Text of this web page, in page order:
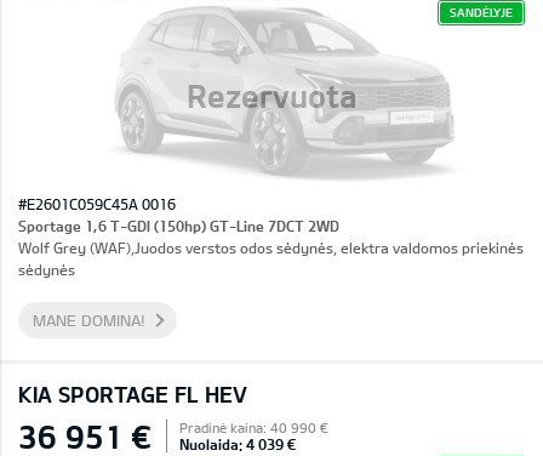
Rezervuota
SANDĖLYJE
#E2601C059C45A 0016
Sportage 1,6 T-GDI (150hp) GT-Line 7DCT 2WD
Wolf Grey (WAF),Juodos verstos odos sėdynės, elektra valdomos priekinės
sėdynės
MANE DOMINA!
KIA SPORTAGE FL HEV
36 951 € Pradinė kaina: 40 990 €
Nuolaida: 4 039 €